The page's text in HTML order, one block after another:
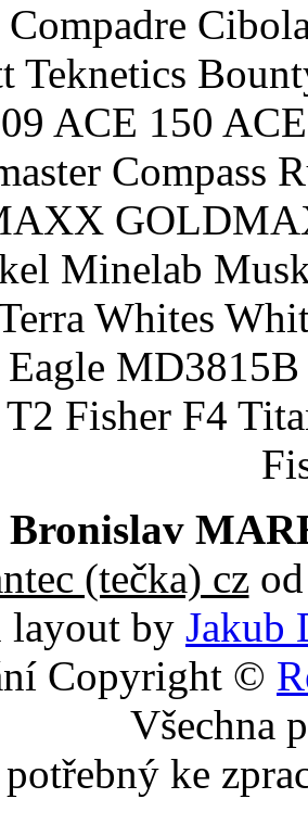
Compadre
Teknetics
ACE 150
Compass
Minelab
Whites
Eagle
Fisher F4
Bronislav
(tečka) czod
layout by Jakub
Copyright ©
Všechna
potřebný ke